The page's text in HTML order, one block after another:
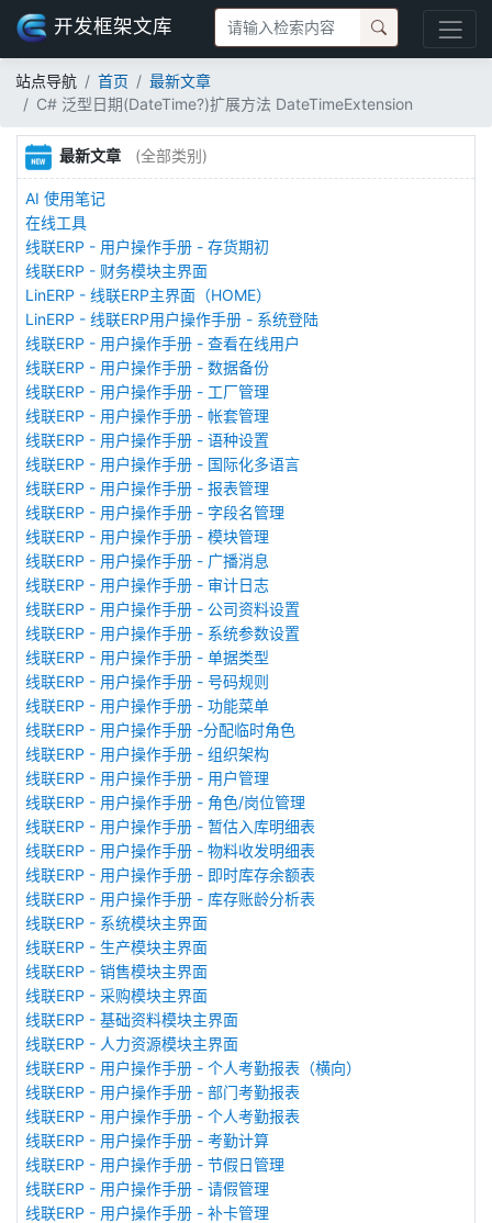
开发框架文库
站点导航 首页
最新文章
C# 泛型日期(DateTime?)扩展方法 DateTimeExtension
最新文章 (全部类别)
AI 使用笔记
在线工具
线联ERP - 用户操作手册 - 存货期初
线联ERP - 财务模块主界面
LinERP - 线联ERP主界面（HOME）
LinERP - 线联ERP用户操作手册 - 系统登陆
线联ERP - 用户操作手册 - 查看在线用户
线联ERP - 用户操作手册 - 数据备份
线联ERP - 用户操作手册 - 工厂管理
线联ERP - 用户操作手册 - 帐套管理
线联ERP - 用户操作手册 - 语种设置
线联ERP - 用户操作手册 - 国际化多语言
线联ERP - 用户操作手册 - 报表管理
线联ERP - 用户操作手册 - 字段名管理
线联ERP - 用户操作手册 - 模块管理
线联ERP - 用户操作手册 - 广播消息
线联ERP - 用户操作手册 - 审计日志
线联ERP - 用户操作手册 - 公司资料设置
线联ERP - 用户操作手册 - 系统参数设置
线联ERP - 用户操作手册 - 单据类型
线联ERP - 用户操作手册 - 号码规则
线联ERP - 用户操作手册 - 功能菜单
线联ERP - 用户操作手册 -分配临时角色
线联ERP - 用户操作手册 - 组织架构
线联ERP - 用户操作手册 - 用户管理
线联ERP - 用户操作手册 - 角色/岗位管理
线联ERP - 用户操作手册 - 暂估入库明细表
线联ERP - 用户操作手册 - 物料收发明细表
线联ERP - 用户操作手册 - 即时库存余额表
线联ERP - 用户操作手册 - 库存账龄分析表
线联ERP - 系统模块主界面
线联ERP - 生产模块主界面
线联ERP - 销售模块主界面
线联ERP - 采购模块主界面
线联ERP - 基础资料模块主界面
线联ERP - 人力资源模块主界面
线联ERP - 用户操作手册 - 个人考勤报表（横向）
线联ERP - 用户操作手册 - 部门考勤报表
线联ERP - 用户操作手册 - 个人考勤报表
线联ERP - 用户操作手册 - 考勤计算
线联ERP - 用户操作手册 - 节假日管理
线联ERP - 用户操作手册 - 请假管理
线联ERP - 用户操作手册 - 补卡管理